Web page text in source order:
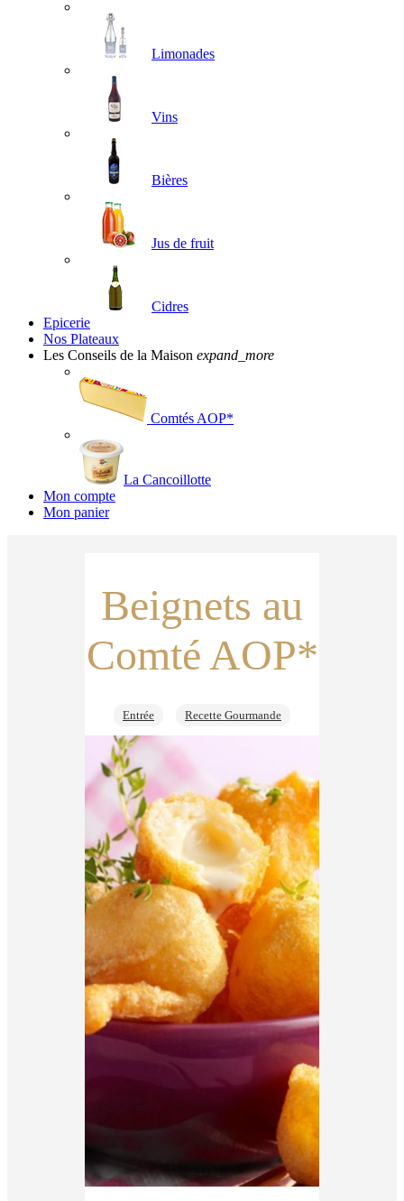
Limonades
Vins
Bières
Jus de fruit
Cidres
Epicerie
Nos Plateaux
Les Conseils de la Maison expand_more
Comtés AOP*
La Cancoillotte
Mon compte
Mon panier
Beignets au
Comté AOP*
Entrée Recette Gourmande